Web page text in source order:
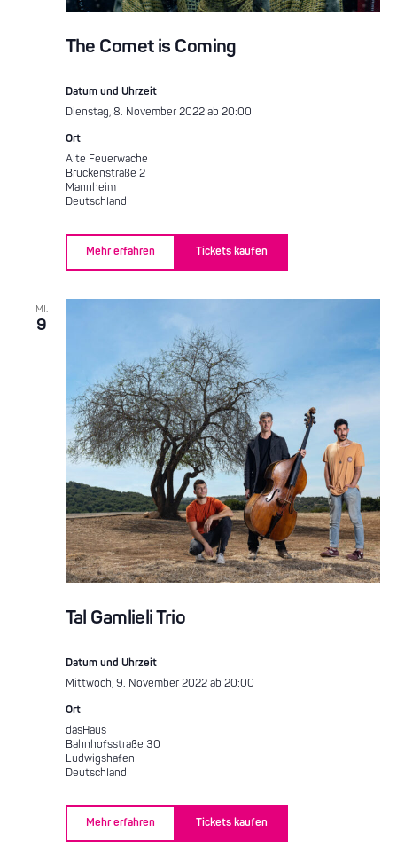
The Comet is Coming
Datum und Uhrzeit
Dienstag, 8. November 2022 ab 20:00
Ort
Alte Feuerwache
Brückenstraße 2
Mannheim
Deutschland
Mehr erfahren Tickets kaufen
MI.
9
Tal Gamlieli Trio
Datum und Uhrzeit
Mittwoch, 9. November 2022 ab 20:00
Ort
dasHaus
Bahnhofsstraße 30
Ludwigshafen
Deutschland
Mehr erfahren Tickets kaufen